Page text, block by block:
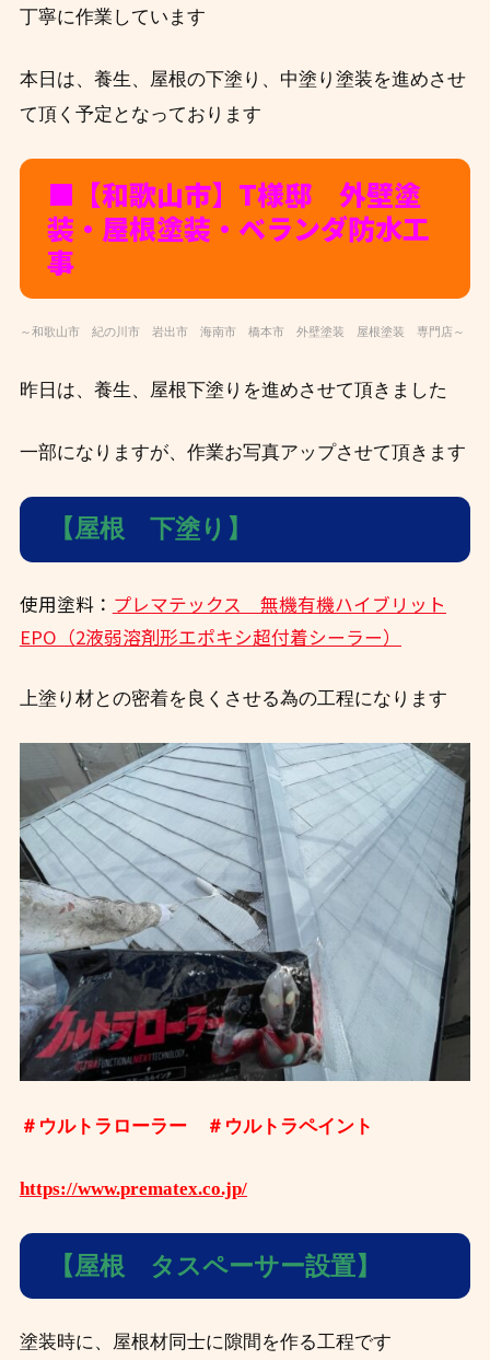
丁寧に作業しています
本日は、養生、屋根の下塗り、中塗り塗装を進めさせ
て頂く予定となっております
■【和歌山市】T様邸 外壁塗
装・屋根塗装・ベランダ防水工
事
～和歌山市 紀の川市 岩出市 海南市 橋本市 外壁塗装 屋根塗装 専門店～
昨日は、養生、屋根下塗りを進めさせて頂きました
一部になりますが、作業お写真アップさせて頂きます
【屋根 下塗り】
使用塗料： プレマテックス 無機有機ハイブリット
EPO（2液弱溶剤形エポキシ超付着シーラー）
上塗り材との密着を良くさせる為の工程になります
＃ウルトラローラー ＃ウルトラペイント
https://www.prematex.co.jp/
【屋根 タスペーサー設置】
塗装時に、屋根材同士に隙間を作る工程です